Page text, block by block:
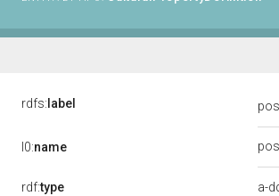
rdfs: label
l0:name
rdf:type
a-